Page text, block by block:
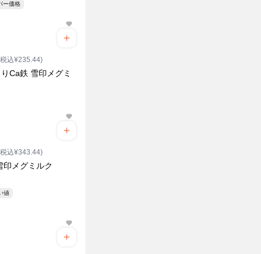
ー価格
込¥235.44)
Ca鉄 雪印メグミ
込¥343.44)
印メグミルク
値